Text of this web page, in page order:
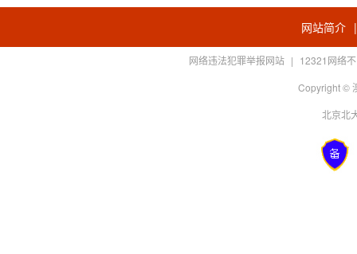
网站简介
网络违法犯罪举报网站 | 12321网络
Copyright ©
北京北